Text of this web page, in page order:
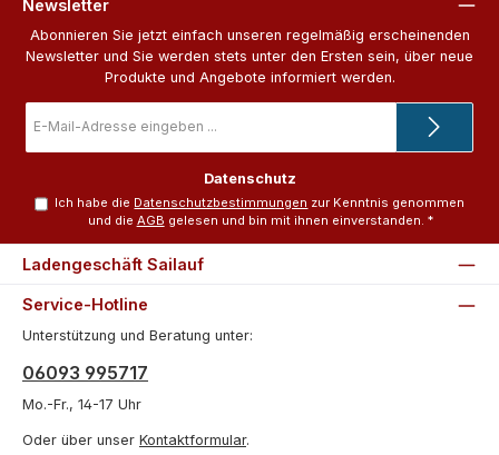
Newsletter
Abonnieren Sie jetzt einfach unseren regelmäßig erscheinenden
Newsletter und Sie werden stets unter den Ersten sein, über neue
Produkte und Angebote informiert werden.
Mail-
Datenschutz
Ich habe die Datenschutzbestimmungen zur Kenntnis genommen
und die AGB gelesen und bin mit ihnen einverstanden. *
Service-Hotline
Unterstützung und Beratung unter:
06093 995717
Mo.-Fr., 14-17 Uhr
Oder über unser Kontaktformular.
Ladengeschäft Sailauf